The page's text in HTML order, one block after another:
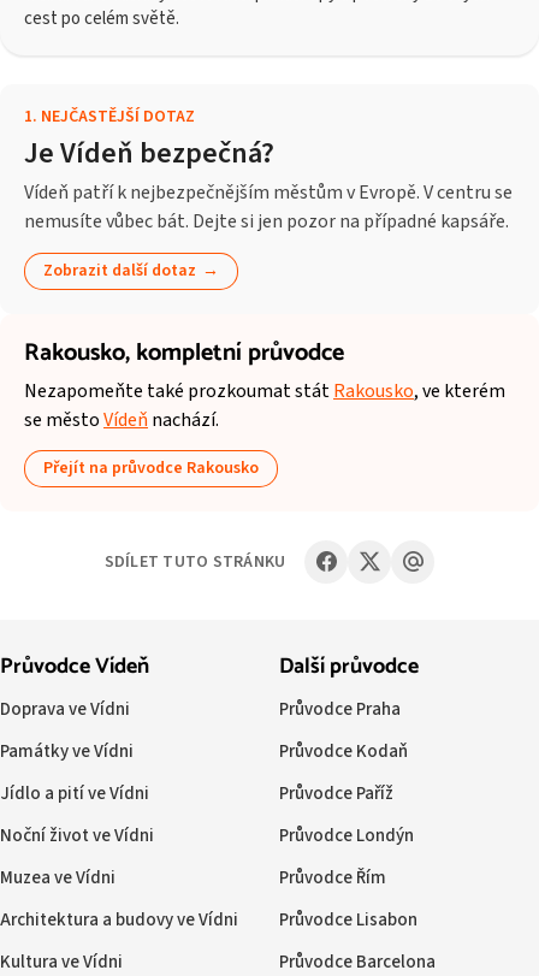
cest po celém světě.
1. NEJČASTĚJŠÍ DOTAZ
Je Vídeň bezpečná?
Vídeň patří k nejbezpečnějším městům v Evropě. V centru se
nemusíte vůbec bát. Dejte si jen pozor na případné kapsáře.
Zobrazit další dotaz
Rakousko,kompletní průvodce
Nezapomeňte také prozkoumat státRakousko, ve kterém
se městoVídeň nachází.
Přejít na průvodce Rakousko
SDÍLET TUTO STRÁNKU
Průvodce Vídeň
Doprava ve Vídni
Památky ve Vídni
Jídlo a pití ve Vídni
Noční život ve Vídni
Muzea ve Vídni
Architektura a budovy ve Vídni
Kultura ve Vídni
Další průvodce
Průvodce Praha
Průvodce Kodaň
Průvodce Paříž
Průvodce Londýn
Průvodce Řím
Průvodce Lisabon
Průvodce Barcelona